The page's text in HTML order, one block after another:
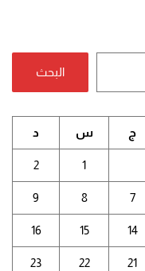
البحث
ج س د
1
2
7
8
9
14
15
16
21
22
23